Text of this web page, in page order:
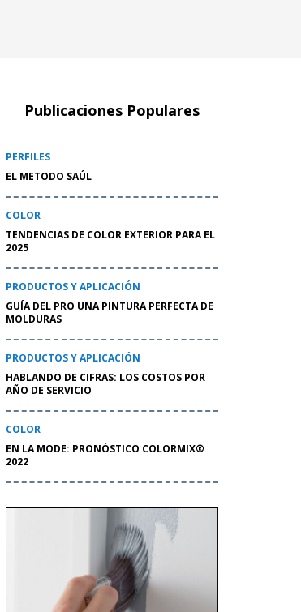
Publicaciones Populares
PERFILES
EL METODO SAÚL
COLOR
TENDENCIAS DE COLOR EXTERIOR PARA EL
2025
PRODUCTOS Y APLICACIÓN
GUÍA DEL PRO UNA PINTURA PERFECTA DE
MOLDURAS
PRODUCTOS Y APLICACIÓN
HABLANDO DE CIFRAS: LOS COSTOS POR
AÑO DE SERVICIO
COLOR
EN LA MODE: PRONÓSTICO COLORMIX®
2022